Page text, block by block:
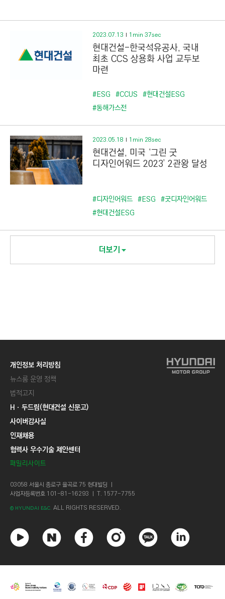
2023.07.13 1min 37sec
현대건설-한국석유공사, 국내
최초 CCS 상용화 사업 교두보
마련
#ESG #CCUS #현대건설ESG
#동해가스전
2023.05.18 1min 28sec
현대건설, 미국 ‘그린 굿
디자인어워드 2023’ 2관왕 달성
#디자인어워드 #ESG #굿디자인어워드
#현대건설ESG
더보기
개인정보 처리방침
뉴스룸 운영 정책
법적고지
Hㆍ두드림(현대건설 신문고)
사이버감사실
인재채용
협력사 우수기술 제안센터
패밀리사이트
03058 서울시 종로구 율곡로 75 현대빌딩 ㅣ
사업자등록번호 101-81-16293 ㅣ T. 1577-7755
© HYUNDAI E&C. ALL RIGHTS RESERVED.
튜
브
이
이
스
북
스
타
그
카
오
톡
크
드
인